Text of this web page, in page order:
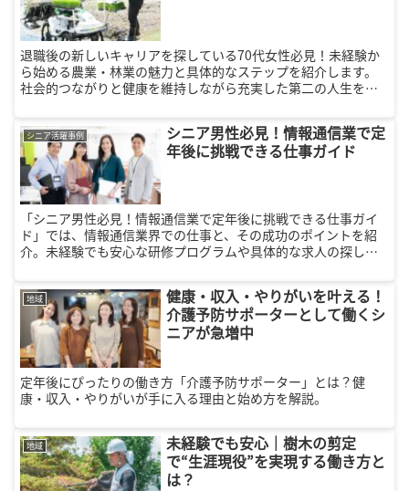
退職後の新しいキャリアを探している70代女性必見！未経験か
ら始める農業・林業の魅力と具体的なステップを紹介します。
社会的つながりと健康を維持しながら充実した第二の人生を送
シニア活躍事例
シニア男性必見！情報通信業で定
年後に挑戦できる仕事ガイド
「シニア男性必見！情報通信業で定年後に挑戦できる仕事ガイ
ド」では、情報通信業界での仕事と、その成功のポイントを紹
介。未経験でも安心な研修プログラムや具体的な求人の探し方
ます。
地域
健康・収入・やりがいを叶える！
介護予防サポーターとして働くシ
ニアが急増中
定年後にぴったりの働き方「介護予防サポーター」とは？健
康・収入・やりがいが手に入る理由と始め方を解説。
地域
未経験でも安心｜樹木の剪定
で“生涯現役”を実現する働き方と
は？